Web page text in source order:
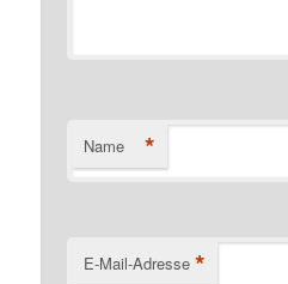
Name *
E-Mail-Adresse *